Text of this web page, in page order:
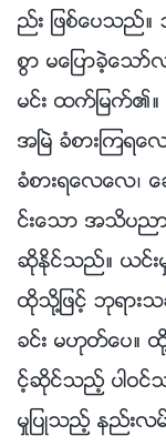
ည္း ျဖစ္ေပသည္
စြာ မေျပာခဲ့ေ
မင္း ထက္ျမက္
အၿမဲ ခံစားၾက
ခံစားရေလေလ
င္းေသာ အသိပည
ဆိုႏိုင္သည္။ ယင္းမွ
ထိုသို႔ျဖင့္ ဘုရား
ခင္း မဟုတ္ေပ။
င့္ဆိုင္သည့္ ပါဝင္
မႈျပဳသည့္ နည္းလ